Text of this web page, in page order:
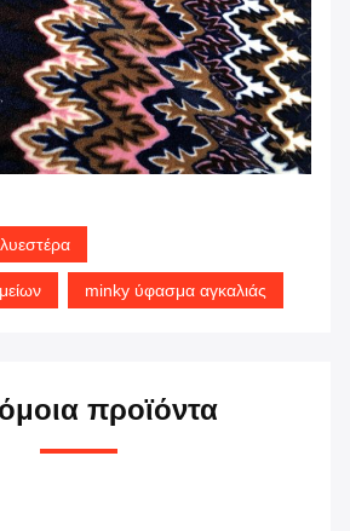
minky ύφασμα αγκαλιάς
προϊόντα